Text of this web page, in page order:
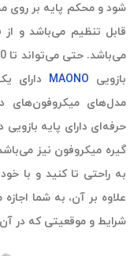
شود و محکم پایه بر روی
قابل تنظیم می‌باشد و
بازویی MAONO دارای
مدل‌های میکروفون‌های
حرفه‌ای دارای پایه
گیره میکروفون نیز
به راحتی تا کنید و با
علاوه بر آن، به شما اجازه
شرایط و موقعیتی که در آن